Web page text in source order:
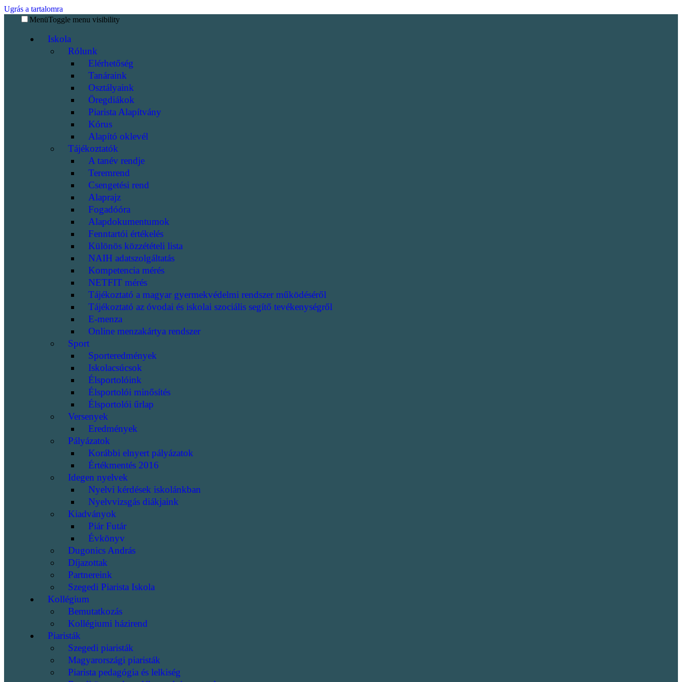
Ugrás a tartalomra
MenüToggle menu visibility
Iskola
Rólunk
Elérhetőség
Tanáraink
Osztályaink
Öregdiákok
Piarista Alapítvány
Kórus
Alapító oklevél
Tájékoztatók
A tanév rendje
Teremrend
Csengetési rend
Alaprajz
Fogadóóra
Alapdokumentumok
Fenntartói értékelés
Különös közzétételi lista
NAIH adatszolgáltatás
Kompetencia mérés
NETFIT mérés
Tájékoztató a magyar gyermekvédelmi rendszer működéséről
Tájékoztató az óvodai és iskolai szociális segítő tevékenységről
E-menza
Online menzakártya rendszer
Sport
Sporteredmények
Iskolacsúcsok
Élsportolóink
Élsportolói minősítés
Élsportolói űrlap
Versenyek
Eredmények
Pályázatok
Korábbi elnyert pályázatok
Értékmentés 2016
Idegen nyelvek
Nyelvi kérdések iskolánkban
Nyelvvizsgás diákjaink
Kiadványok
Piár Futár
Évkönyv
Dugonics András
Díjazottak
Partnereink
Szegedi Piarista Iskola
Kollégium
Bemutatkozás
Kollégiumi házirend
Piaristák
Szegedi piaristák
Magyarországi piaristák
Piarista pedagógia és lelkiség